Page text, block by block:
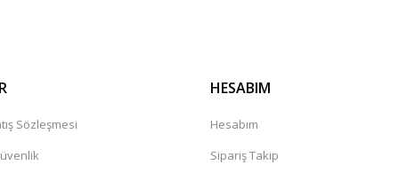
Sözleşmesi
HESABIM
Hesabım
Sipariş Takip